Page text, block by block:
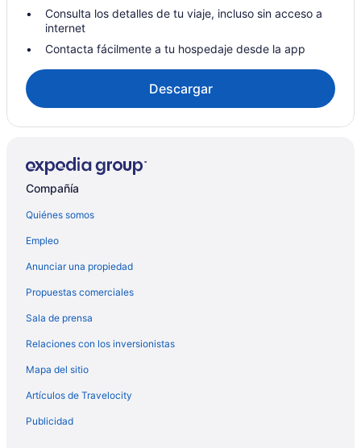
Consulta los detalles de tu viaje, incluso sin acceso a
internet
Contacta fácilmente a tu hospedaje desde la app
Descargar
Compañía
Quiénes somos
Empleo
Anunciar una propiedad
Propuestas comerciales
Sala de prensa
Relaciones con los inversionistas
Mapa del sitio
Artículos de Travelocity
Publicidad